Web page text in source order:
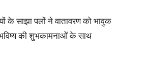
के साझा पलों ने वातावरण को भावुक
भविष्य की शुभकामनाओं के साथ